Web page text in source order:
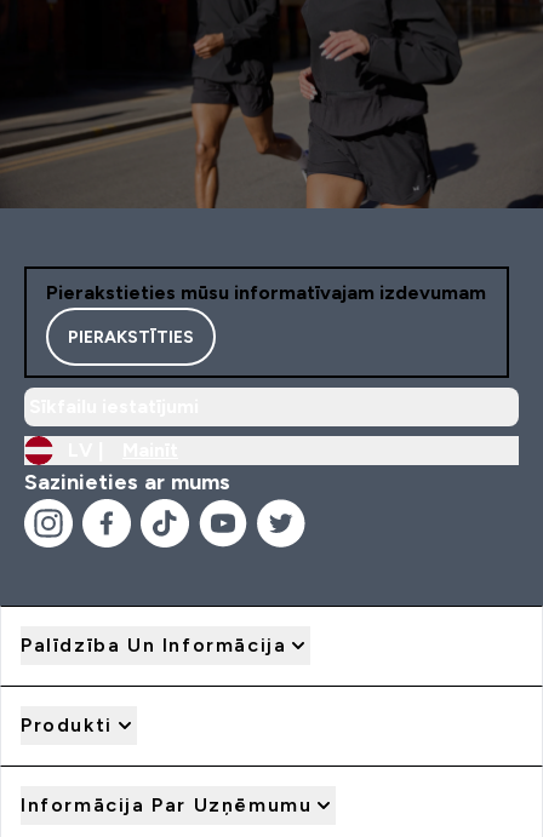
Pierakstieties mūsu informatīvajam izdevumam
PIERAKSTĪTIES
Sazinieties ar mums
Palīdzība Un Informācija
Produkti
Informācija Par Uzņēmumu